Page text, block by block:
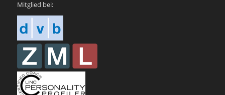
Mitglied bei: